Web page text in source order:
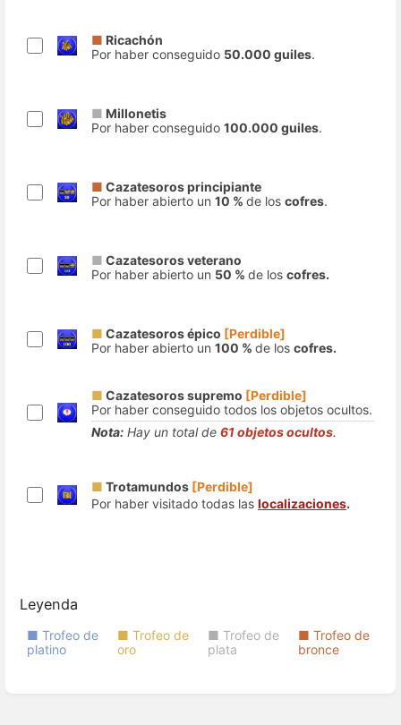
■ Ricachón
Por haber conseguido 50.000 guiles.
■ Millonetis
Por haber conseguido 100.000 guiles.
■ Cazatesoros principiante
Por haber abierto un 10 % de los cofres.
■ Cazatesoros veterano
Por haber abierto un 50 % de los cofres.
■ Cazatesoros épico [Perdible]
Por haber abierto un 100 % de los cofres.
■ Cazatesoros supremo [Perdible]
Por haber conseguido todos los objetos ocultos.
Nota: Hay un total de 61 objetos ocultos.
■ Trotamundos [Perdible]
Por haber visitado todas las localizaciones.
Leyenda
■ Trofeo de
platino
■ Trofeo de
oro
■ Trofeo de
plata
■ Trofeo de
bronce